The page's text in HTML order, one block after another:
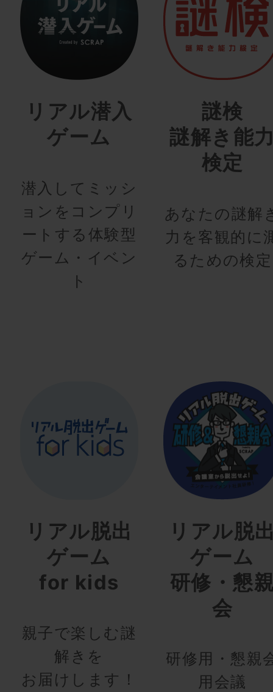
リアル潜入
ゲーム
潜入してミッシ
ョンをコンプリ
ートする体験型
ゲーム・イベン
ト
謎検
謎解き能
検定
あなたの謎解
力を客観的に
るための検定
リアル脱出
ゲーム
for kids
親子で楽しむ謎
解きを
お届けします！
リアル脱
ゲーム
研修・懇
会
研修用・懇親
用会議